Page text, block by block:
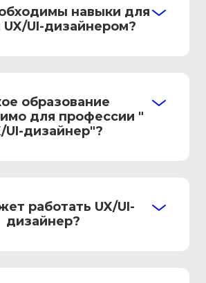
навыки для
UI-дизайнером?
образование
для профессии "
UI-дизайнер"?
работать UX/UI-
дизайнер?